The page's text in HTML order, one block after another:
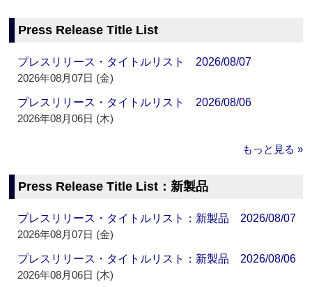
Press Release Title List
プレスリリース・タイトルリスト 2026/08/07
2026年08月07日 (金)
プレスリリース・タイトルリスト 2026/08/06
2026年08月06日 (木)
もっと見る »
Press Release Title List：新製品
プレスリリース・タイトルリスト：新製品 2026/08/07
2026年08月07日 (金)
プレスリリース・タイトルリスト：新製品 2026/08/06
2026年08月06日 (木)